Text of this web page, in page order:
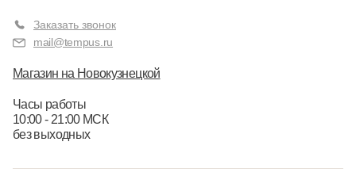
Заказать звонок
mail@tempus.ru
Магазин на Новокузнецкой
Часы работы
10:00 - 21:00 МСК
без выходных